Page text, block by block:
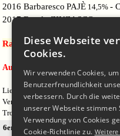
2016 Barbaresco PAJÈ 14,5% -
2017 Barolo ZINZASCO 14,5%
Raritätenpreis: 219,00 € (1 l
Ausverkauft!
Lieferung frei Haus innerhalb
Versand ins Ausland und auf
Trotz fachgerechter Lagerung wird
6er-Paket ROTE RARITÄTEN
Diese Webseite
Cookies.
Wir verwenden Cookies,
Benutzerfreundlichkeit
verbessern. Durch die
unserer Webseite stimmen
Verwendung von Cookies
Cookie-Richtlinie zu.